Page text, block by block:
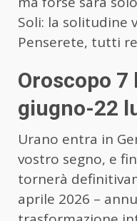
Soli: la solitudine
Penserete, tutti
Oroscopo 7
giugno-22
Urano entra in
vostro segno, e
tornerà
aprile 2026 –